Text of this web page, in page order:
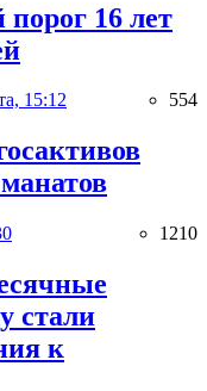
порог 16 лет
15:12 554
1210
стали
к